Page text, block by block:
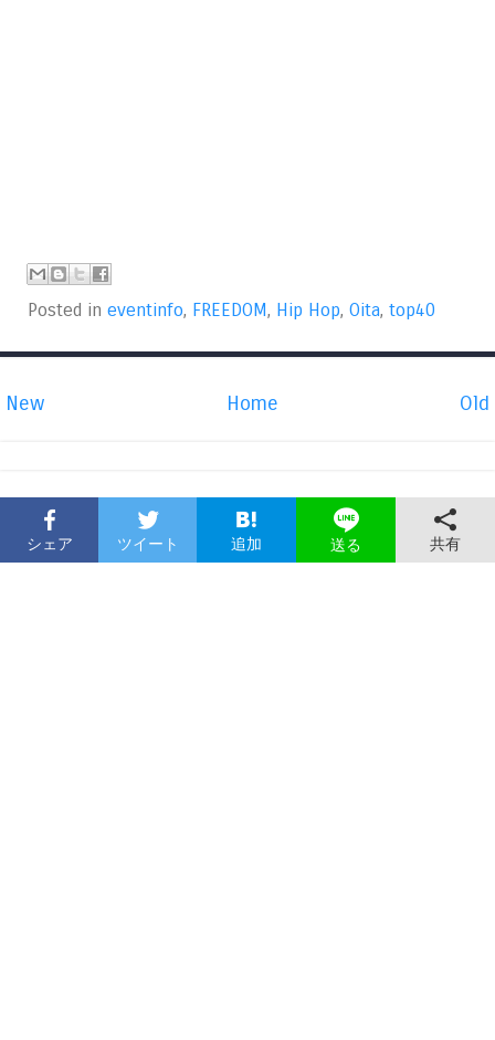
Posted in eventinfo, FREEDOM, Hip Hop, Oita, top40
New Old
Home
シェア ツイート 追加 送る 共有